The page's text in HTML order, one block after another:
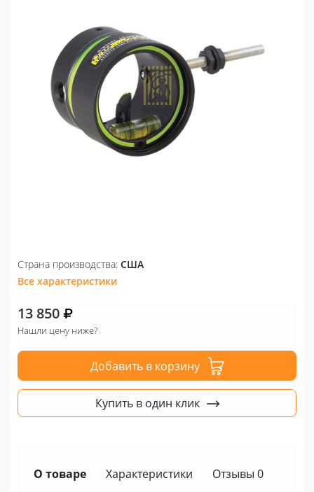
Страна производства: США
Все характеристики
13 850
Нашли цену ниже?
Добавить в корзину
Купить в один клик
О товаре Характеристики
Отзывы 0